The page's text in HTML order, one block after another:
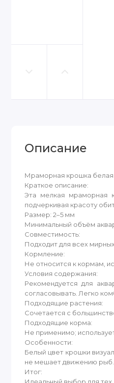
Описание
Мраморная крошка белая
Краткое описание:
Эта мелкая мраморная
подчеркивая красоту
Размер: 2–5 мм
Минимальный объём
Совместимость:
Подходит для всех
Кормление:
Не относится к кормам,
Условия содержания:
Рекомендуется для
согласовывать. Легко
Подходящие растения:
Сочетается с
Подходящие корма:
Не применимо;
Особенности:
Белый цвет крошки
не мешает движению рыб.
Итог: